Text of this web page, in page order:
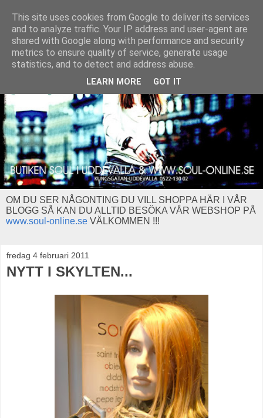
OM DU SER NÅGONTING DU VILL SHOPPA HÄR I VÅR
BLOGG SÅ KAN DU ALLTID BESÖKA VÅR WEBSHOP PÅ
www.soul-online.se VÄLKOMMEN !!!
fredag 4 februari 2011
NYTT I SKYLTEN...
This site uses cookies from Google to deliver its services
and to analyze traffic. Your IP address and user-agent are
shared with Google along with performance and security
metrics to ensure quality of service, generate usage
statistics, and to detect and address abuse.
LEARN MORE GOT IT